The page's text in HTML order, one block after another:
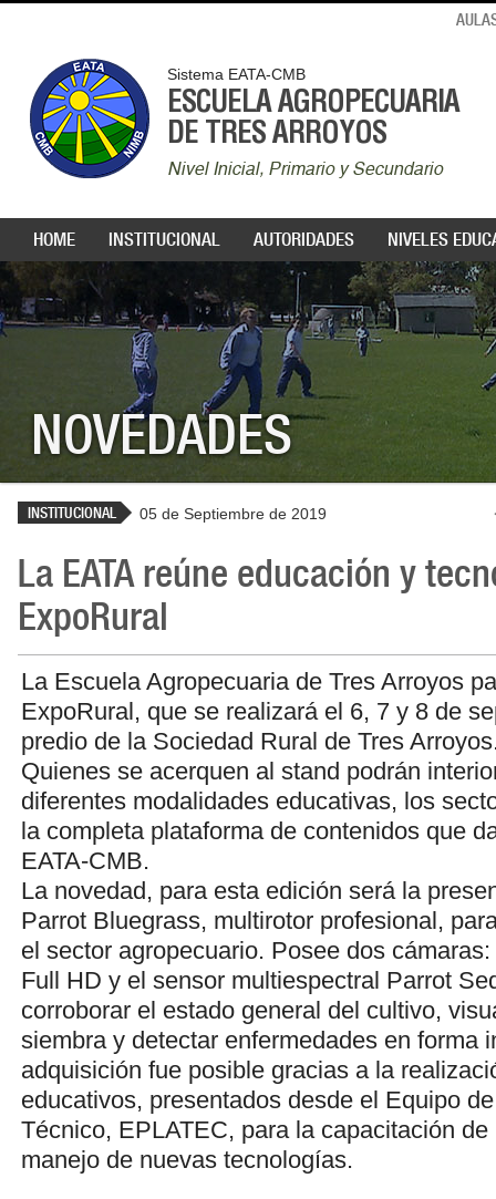
Sistema EATA-CMB
ESCUELA AGROPECUARIA
DE TRES ARROYOS
Nivel Inicial, Primario y Secundario
HOME INSTITUCIONAL AUTORIDADES NIVELES
NOVEDADES
INSTITUCIONAL 05 de Septiembre de 2019
La EATA reúne educación y
ExpoRural
La Escuela Agropecuaria de Tres Arroyos
ExpoRural, que se realizará el 6, 7 y 8 de
predio de la Sociedad Rural de Tres
Quienes se acerquen al stand podrán
diferentes modalidades educativas, los
la completa plataforma de contenidos que
EATA-CMB.
La novedad, para esta edición será la
Parrot Bluegrass, multirotor profesional,
el sector agropecuario. Posee dos
Full HD y el sensor multiespectral Parrot
corroborar el estado general del cultivo,
siembra y detectar enfermedades en forma
adquisición fue posible gracias a la
educativos, presentados desde el Equipo
Técnico, EPLATEC, para la capacitación
manejo de nuevas tecnologías.